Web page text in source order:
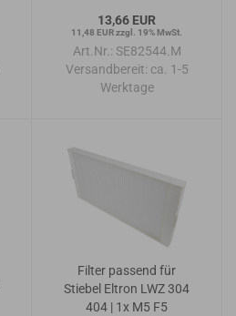
13,66 EUR
11,48 EUR zzgl. 19% MwSt.
Art.Nr.: SE82544.M
Versandbereit: ca. 1-5
Werktage
Filter passend für
Stiebel Eltron LWZ 304
404 | 1x M5 F5